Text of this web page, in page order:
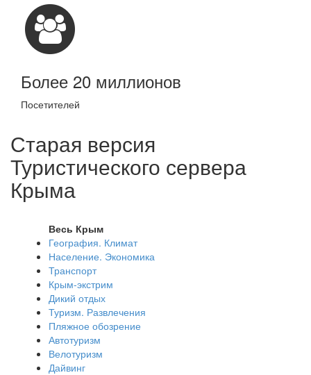
Более 20 миллионов
Посетителей
Старая версия
Туристического сервера
Крыма
Весь Крым
География. Климат
Население. Экономика
Транспорт
Крым-экстрим
Дикий отдых
Туризм. Развлечения
Пляжное обозрение
Автотуризм
Велотуризм
Дайвинг